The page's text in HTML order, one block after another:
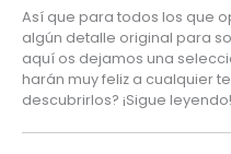
Así que para todos los que
algún detalle original para
aquí os dejamos una
harán muy feliz a cualquier
descubrirlos? ¡Sigue leyendo!